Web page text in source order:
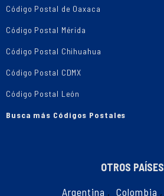
Código Postal de Oaxaca
Código Postal Mérida
Código Postal Chihuahua
Código Postal CDMX
Código Postal León
Busca más Códigos Postales
OTROS PAÍSES
Argentina , Colombia ,